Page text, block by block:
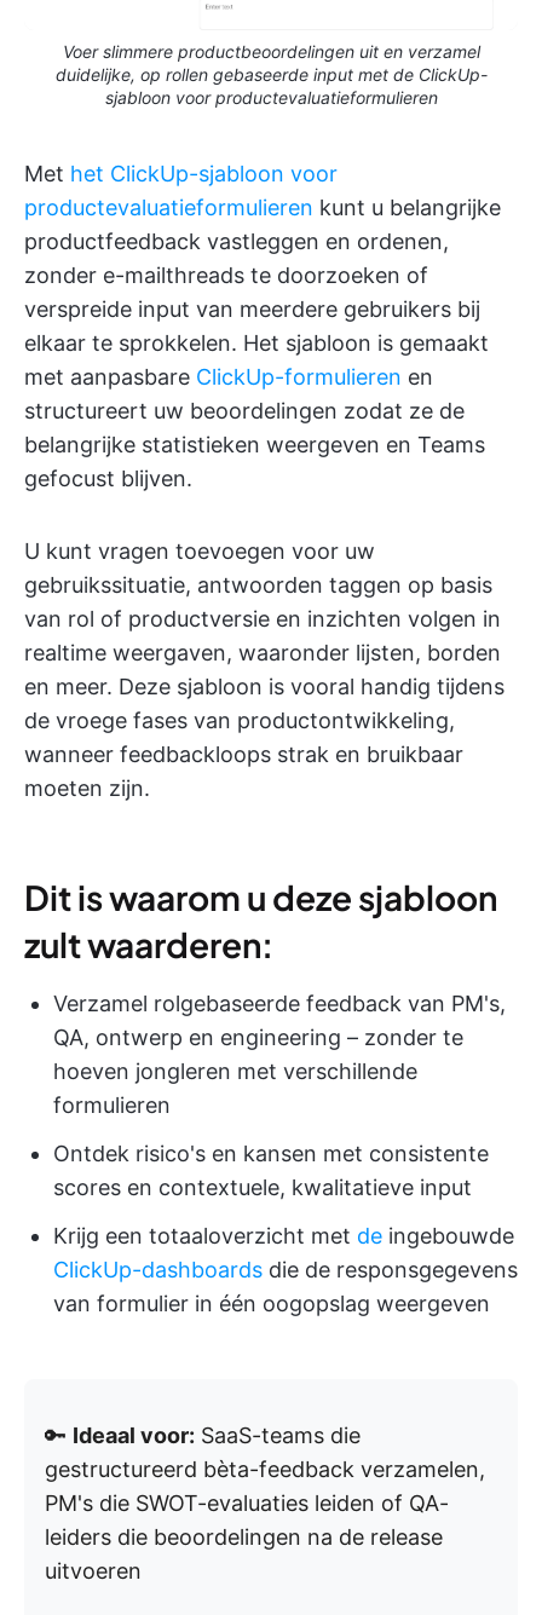
Voer slimmere productbeoordelingen uit en verzamel
duidelijke, op rollen gebaseerde input met de ClickUp-
sjabloon voor productevaluatieformulieren
Met het ClickUp-sjabloon voor
productevaluatieformulieren kunt u belangrijke
productfeedback vastleggen en ordenen,
zonder e-mailthreads te doorzoeken of
verspreide input van meerdere gebruikers bij
elkaar te sprokkelen. Het sjabloon is gemaakt
met aanpasbare ClickUp-formulieren en
structureert uw beoordelingen zodat ze de
belangrijke statistieken weergeven en Teams
gefocust blijven.
U kunt vragen toevoegen voor uw
gebruikssituatie, antwoorden taggen op basis
van rol of productversie en inzichten volgen in
realtime weergaven, waaronder lijsten, borden
en meer. Deze sjabloon is vooral handig tijdens
de vroege fases van productontwikkeling,
wanneer feedbackloops strak en bruikbaar
moeten zijn.
Dit is waarom u deze sjabloon
zult waarderen:
Verzamel rolgebaseerde feedback van PM's,
QA, ontwerp en engineering – zonder te
hoeven jongleren met verschillende
formulieren
Ontdek risico's en kansen met consistente
scores en contextuele, kwalitatieve input
Krijg een totaaloverzicht met de ingebouwde
ClickUp-dashboards die de responsgegevens
van formulier in één oogopslag weergeven
🔑 Ideaal voor: SaaS-teams die
gestructureerd bèta-feedback verzamelen,
PM's die SWOT-evaluaties leiden of QA-
leiders die beoordelingen na de release
uitvoeren